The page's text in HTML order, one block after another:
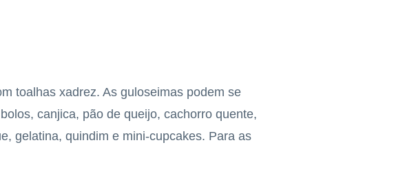
toalhas xadrez. As guloseimas podem se
canjica, pão de queijo, cachorro quente,
gelatina, quindim e mini-cupcakes. Para as